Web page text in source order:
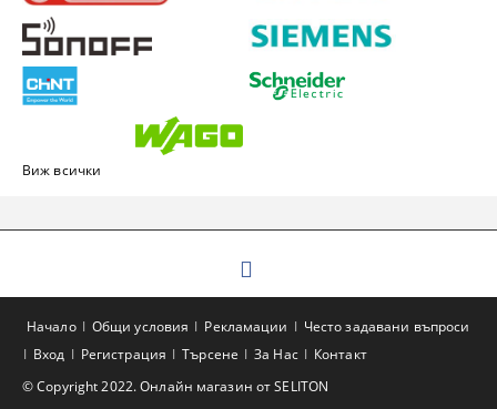
Виж всички
© Copyright 2022. Онлайн магазин от SELITON
Начало Общи условия Рекламации
Често задавани въпроси
Вход
Регистрация Търсене За Нас Контакт